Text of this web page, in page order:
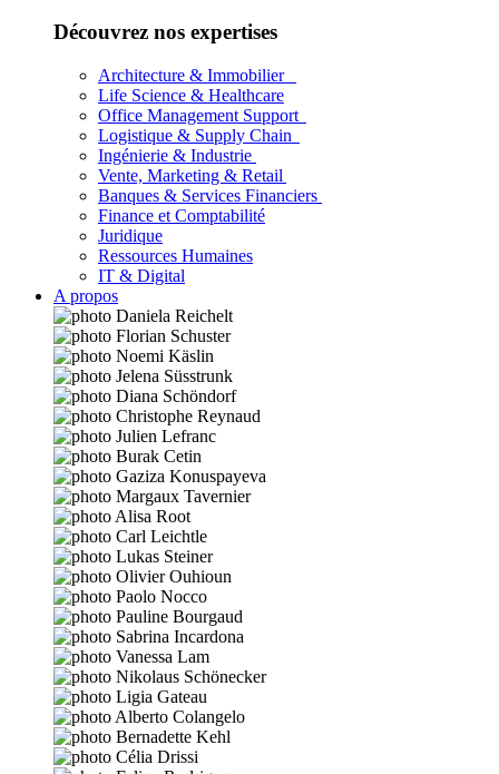
Découvrez nos expertises
Architecture & Immobilier
Life Science & Healthcare
Office Management Support
Logistique & Supply Chain
Ingénierie & Industrie
Vente, Marketing & Retail
Banques & Services Financiers
Finance et Comptabilité
Juridique
Ressources Humaines
IT & Digital
A propos